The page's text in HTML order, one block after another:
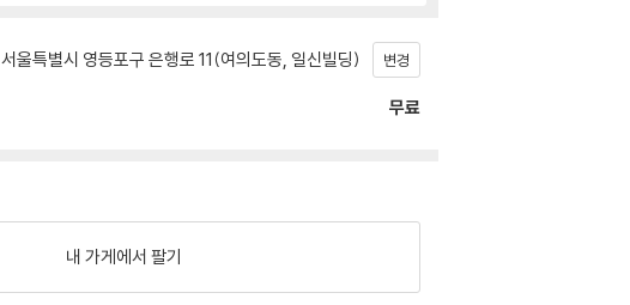
서울특별시 영등포구 은행로 11(여의도동, 일신빌딩) 변경
무료
내 가게에서 팔기